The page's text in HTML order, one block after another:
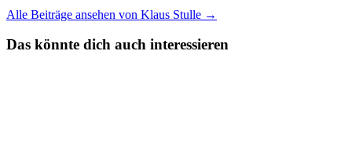
Alle Beiträge ansehen von Klaus Stulle →
Das könnte dich auch interessieren